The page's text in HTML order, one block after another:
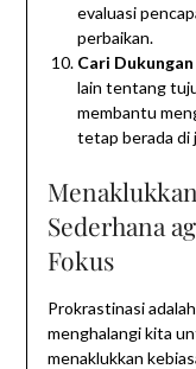
evaluasi
perbaikan.
Cari
lain tentang
membantu
tetap berada di
Sederhana
Fokus
Prokrastinasi
menghalangi kita
menaklukkan